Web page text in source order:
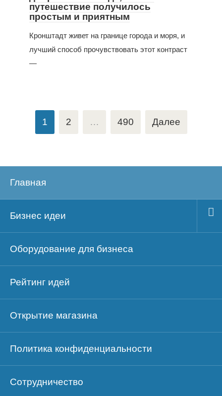
путешествие получилось
простым и приятным
Кронштадт живет на границе города и моря, и
лучший способ прочувствовать этот контраст
—
Пагинация
записей
1 2 … 490 Далее
Главная
Бизнес идеи
Оборудование для бизнеса
Рейтинг идей
Открытие магазина
Политика конфиденциальности
Сотрудничество